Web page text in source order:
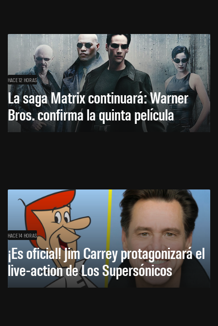
HACE 12 HORAS
La saga Matrix continuará: Warner
Bros. confirma la quinta película
HACE 14 HORAS
¡Es oficial! Jim Carrey protagonizará el
live-action de Los Supersónicos